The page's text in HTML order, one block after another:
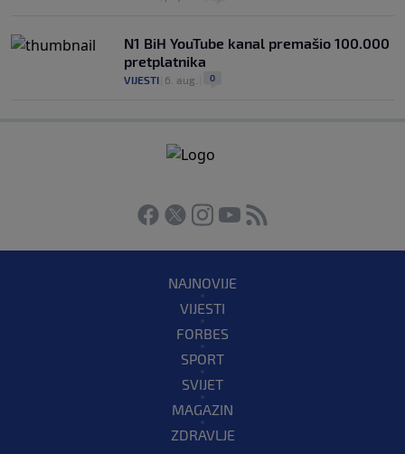
N1 BiH YouTube kanal premašio 100.000
pretplatnika
VIJESTI 6. aug. 0
NAJNOVIJE
VIJESTI
FORBES
SPORT
SVIJET
MAGAZIN
ZDRAVLJE